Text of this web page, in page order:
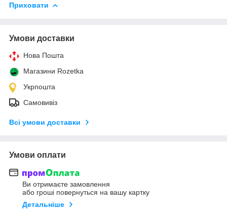
Приховати
Умови доставки
Нова Пошта
Магазини Rozetka
Укрпошта
Самовивіз
Всі умови доставки
Умови оплати
Ви отримаєте замовлення
або гроші повернуться на вашу картку
Детальніше